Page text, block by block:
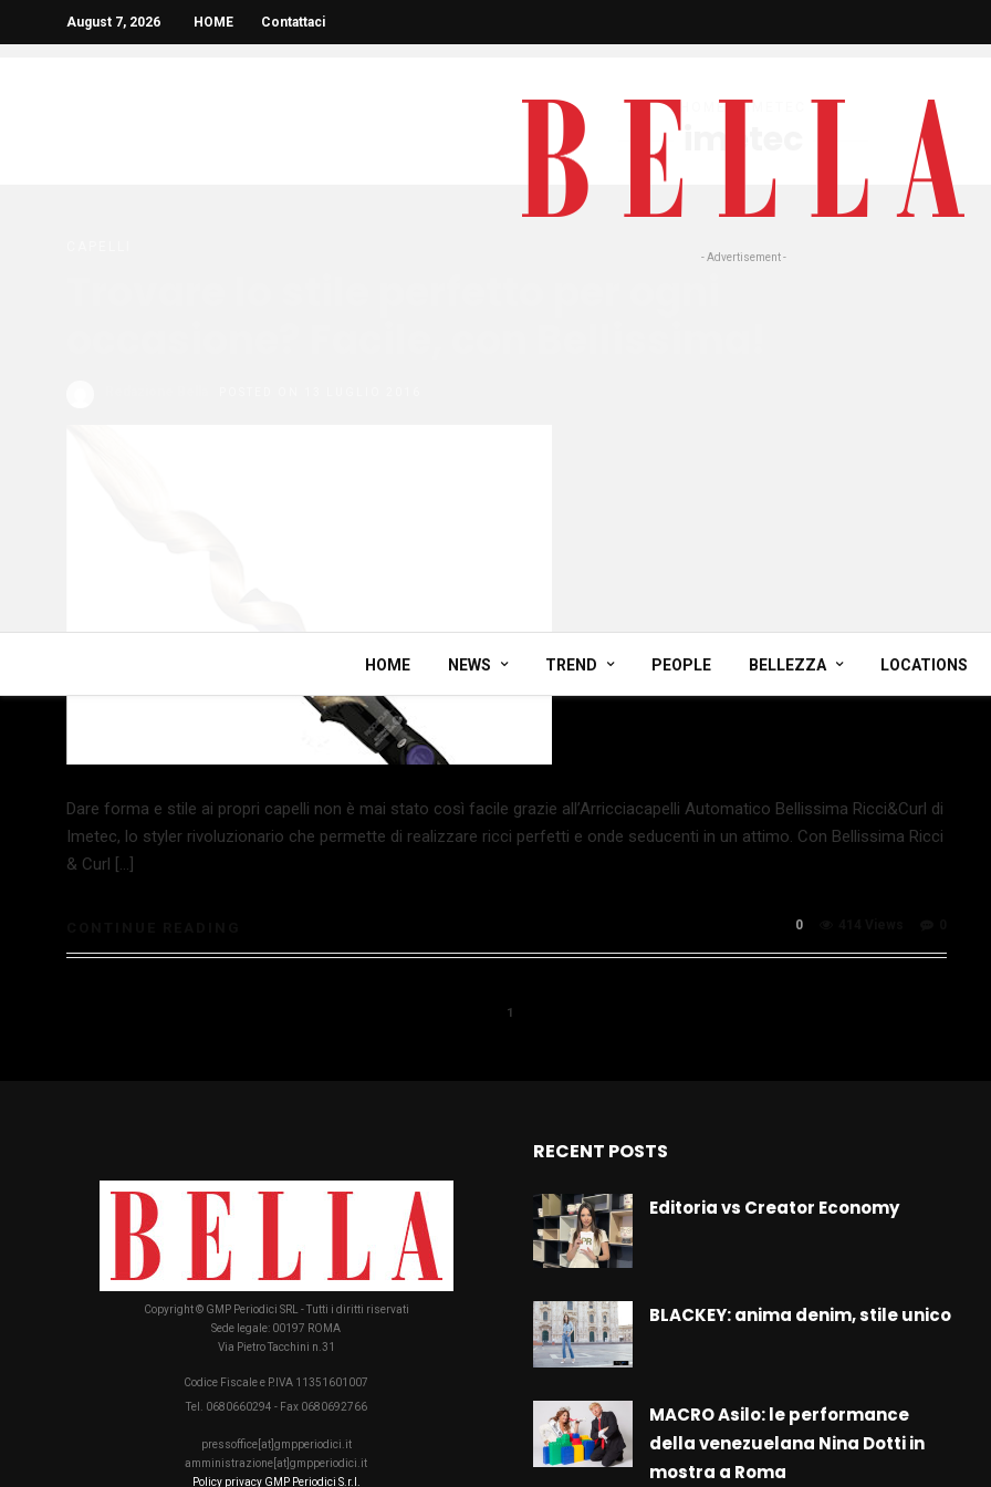
August 7, 2026 HOME Contattaci
- Advertisement -
HOME NEWS TREND PEOPLE BELLEZZA LOCATIONS
HOME » IMETEC
Dare forma e stile ai propri capelli non è mai stato così facile grazie all’Arricciacapelli Automatico Bellissima Ricci&Curl di
Imetec, lo styler rivoluzionario che permette di realizzare ricci perfetti e onde seducenti in un attimo. Con Bellissima Ricci
& Curl […]
0
1
Copyright © GMP Periodici SRL - Tutti i diritti riservati
Sede legale: 00197 ROMA
Via Pietro Tacchini n.31
Codice Fiscale e P.IVA 11351601007
Tel. 0680660294 - Fax 0680692766
pressoffice[at]gmpperiodici.it
amministrazione[at]gmpperiodici.it
Policy privacy GMP Periodici S.r.l.
RECENT POSTS
Editoria vs Creator Economy
BLACKEY: anima denim, stile unico
MACRO Asilo: le performance
della venezuelana Nina Dotti in
mostra a Roma